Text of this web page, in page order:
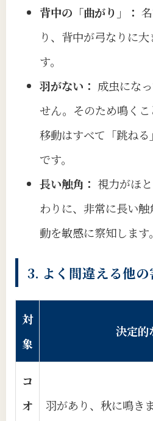
背中の「曲がり」：
り、背中が弓なりに
す。
羽がない： 成虫にな
せん。そのため鳴くこ
移動はすべて「跳ね
です。
長い触角： 視力がほ
わりに、非常に長い
動を敏感に察知します。
3. よく間違える他の
対
象
決定的
コ
オ
羽があり、秋に鳴き